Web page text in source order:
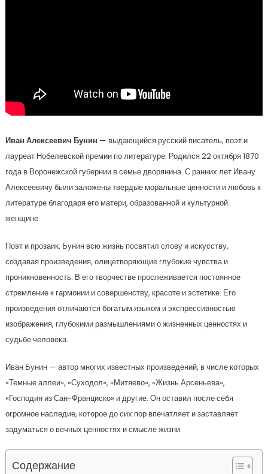
Иван Алексеевич Бунин — выдающийся русский писатель, поэт и
лауреат Нобелевской премии по литературе. Родился 22 октября 1870
года в Воронежской губернии в семье дворянина. С ранних лет Ивану
Алексеевичу были заложены твердые моральные ценности и любовь к
литературе благодаря его матери, образованной и культурной
женщине.
Поэт и прозаик, Бунин всю жизнь посвятил слову и искусству,
создавая произведения, олицетворяющие глубокие чувства и
проникновенность. В его творчестве прослеживается постоянное
стремление к гармонии и совершенству, красоте и эстетике. Его
произведения отличаются богатым языком и экспрессивностью
изображения, глубокими размышлениями о жизненных ценностях и
судьбе человека.
Иван Бунин — автор многих известных произведений, в числе которых
«Темные аллеи», «Суходол», «Митяево», «Жизнь Арсеньева»,
«Господин из Сан-Франциско» и другие. Он оставил после себя
огромное наследие, которое до сих пор впечатляет и заставляет
задуматься о вечных ценностях и смысле жизни.
Содержание